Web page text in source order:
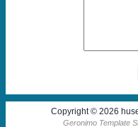
Copyright © 2026
Geronimo Template